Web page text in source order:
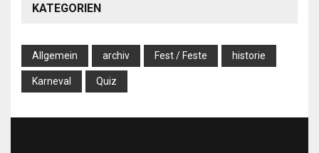
KATEGORIEN
Allgemein archiv Fest / Feste historie
Karneval Quiz